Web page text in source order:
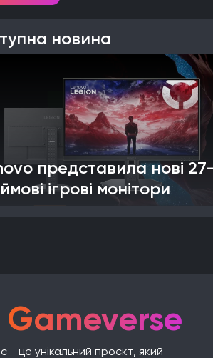
новина
представила нові 27-
ігрові монітори
Gameverse
- це унікальний проєкт, який